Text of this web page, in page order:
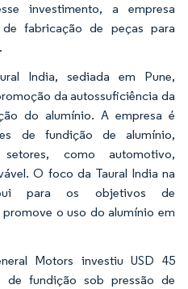
investimento, a empresa
fabricação de peças para
India, sediada em Pune,
da autossuficiência da
do alumínio. A empresa é
de fundição de alumínio,
como automotivo,
O foco da Taural India na
para os objetivos de
o uso do alumínio em
Motors investiu USD 45
de fundição sob pressão de